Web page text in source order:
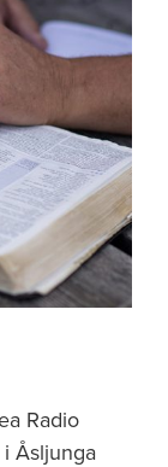
Radio
Åsljunga